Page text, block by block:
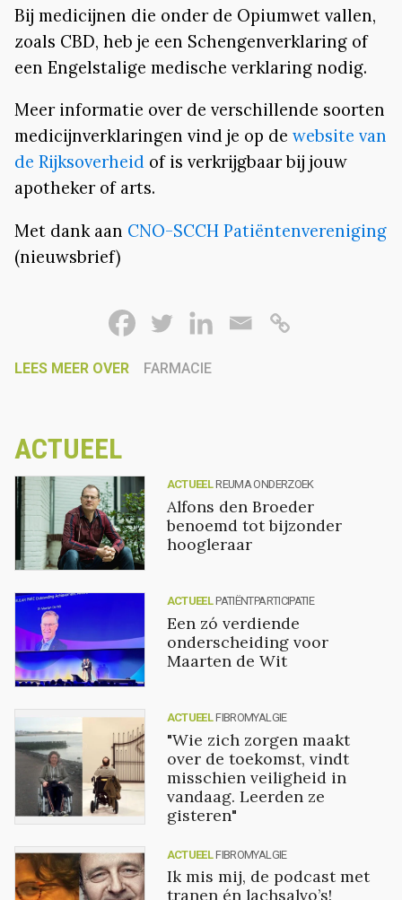
Bij medicijnen die onder de Opiumwet vallen,
zoals CBD, heb je een Schengenverklaring of
een Engelstalige medische verklaring nodig.
Meer informatie over de verschillende soorten
medicijnverklaringen vind je op de website van
de Rijksoverheid of is verkrijgbaar bij jouw
apotheker of arts.
Met dank aan CNO-SCCH Patiëntenvereniging
(nieuwsbrief)
LEES MEER OVER FARMACIE
ACTUEEL
ACTUEEL REUMA ONDERZOEK
Alfons den Broeder
benoemd tot bijzonder
hoogleraar
ACTUEEL PATIËNTPARTICIPATIE
Een zó verdiende
onderscheiding voor
Maarten de Wit
ACTUEEL FIBROMYALGIE
"Wie zich zorgen maakt
over de toekomst, vindt
misschien veiligheid in
vandaag. Leerden ze
gisteren"
ACTUEEL FIBROMYALGIE
Ik mis mij, de podcast met
tranen én lachsalvo’s!